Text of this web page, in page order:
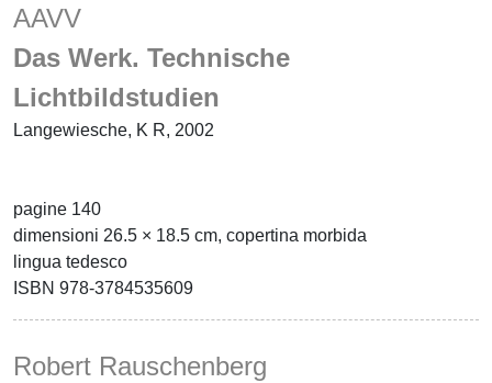
AAVV
Das Werk. Technische
Lichtbildstudien
Langewiesche, K R, 2002
pagine 140
dimensioni 26.5 × 18.5 cm, copertina morbida
lingua tedesco
ISBN 978-3784535609
Robert Rauschenberg